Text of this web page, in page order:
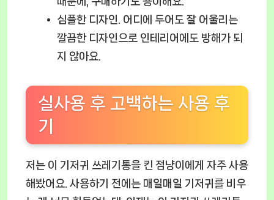
심플한 디자인.
어디에 두어도 잘 어울리는
깔끔한 디자인으로 인테리어에도 방해가 되
지 않아요.
실사용 후 고백하는 사용 후
기
저는 이 기저귀 쓰레기통을 킨 점냥이에게 자주 사용
해봤어요. 사용하기 전에는 매일매일 기저귀를 비우